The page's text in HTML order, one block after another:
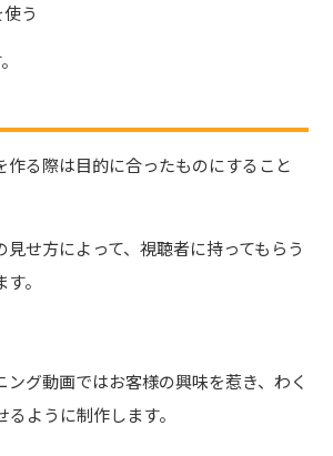
う
作る際は目的に合ったものにすること
見せ方によって、視聴者に持ってもらう
。
ング動画ではお客様の興味を惹き、わく
ように制作します。